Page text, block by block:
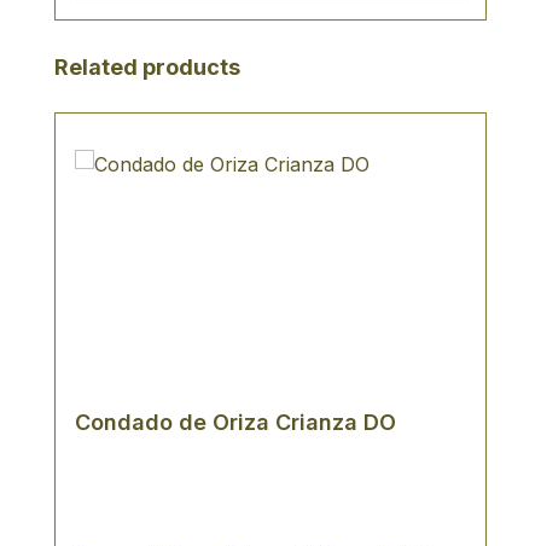
strukturier, mit elegant eingebundenen
Produktgalerie überspringen
Related products
Condado de Oriza Crianza DO